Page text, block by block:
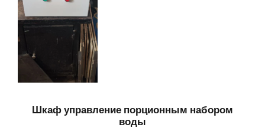
Шкаф управление порционным набором
воды